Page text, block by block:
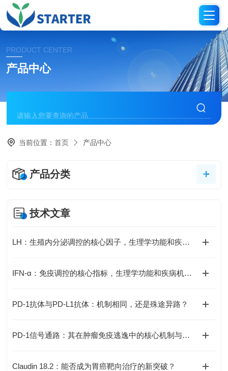
PRODUCT CENTER
产品中心
当前位置：首页 产品中心
产品分类
技术文章
LH：生殖内分泌调控的核心因子，生理学功能和疾病机制全解析
IFN-α：免疫调控的核心指标，生理学功能和疾病机制全解析
PD-1抗体与PD-L1抗体：机制相同，还是殊途异路？
PD-1信号通路：其在肿瘤免疫逃逸中的核心机制与靶向治疗的挑战何在？
Claudin 18.2：能否成为胃癌靶向治疗的新突破？